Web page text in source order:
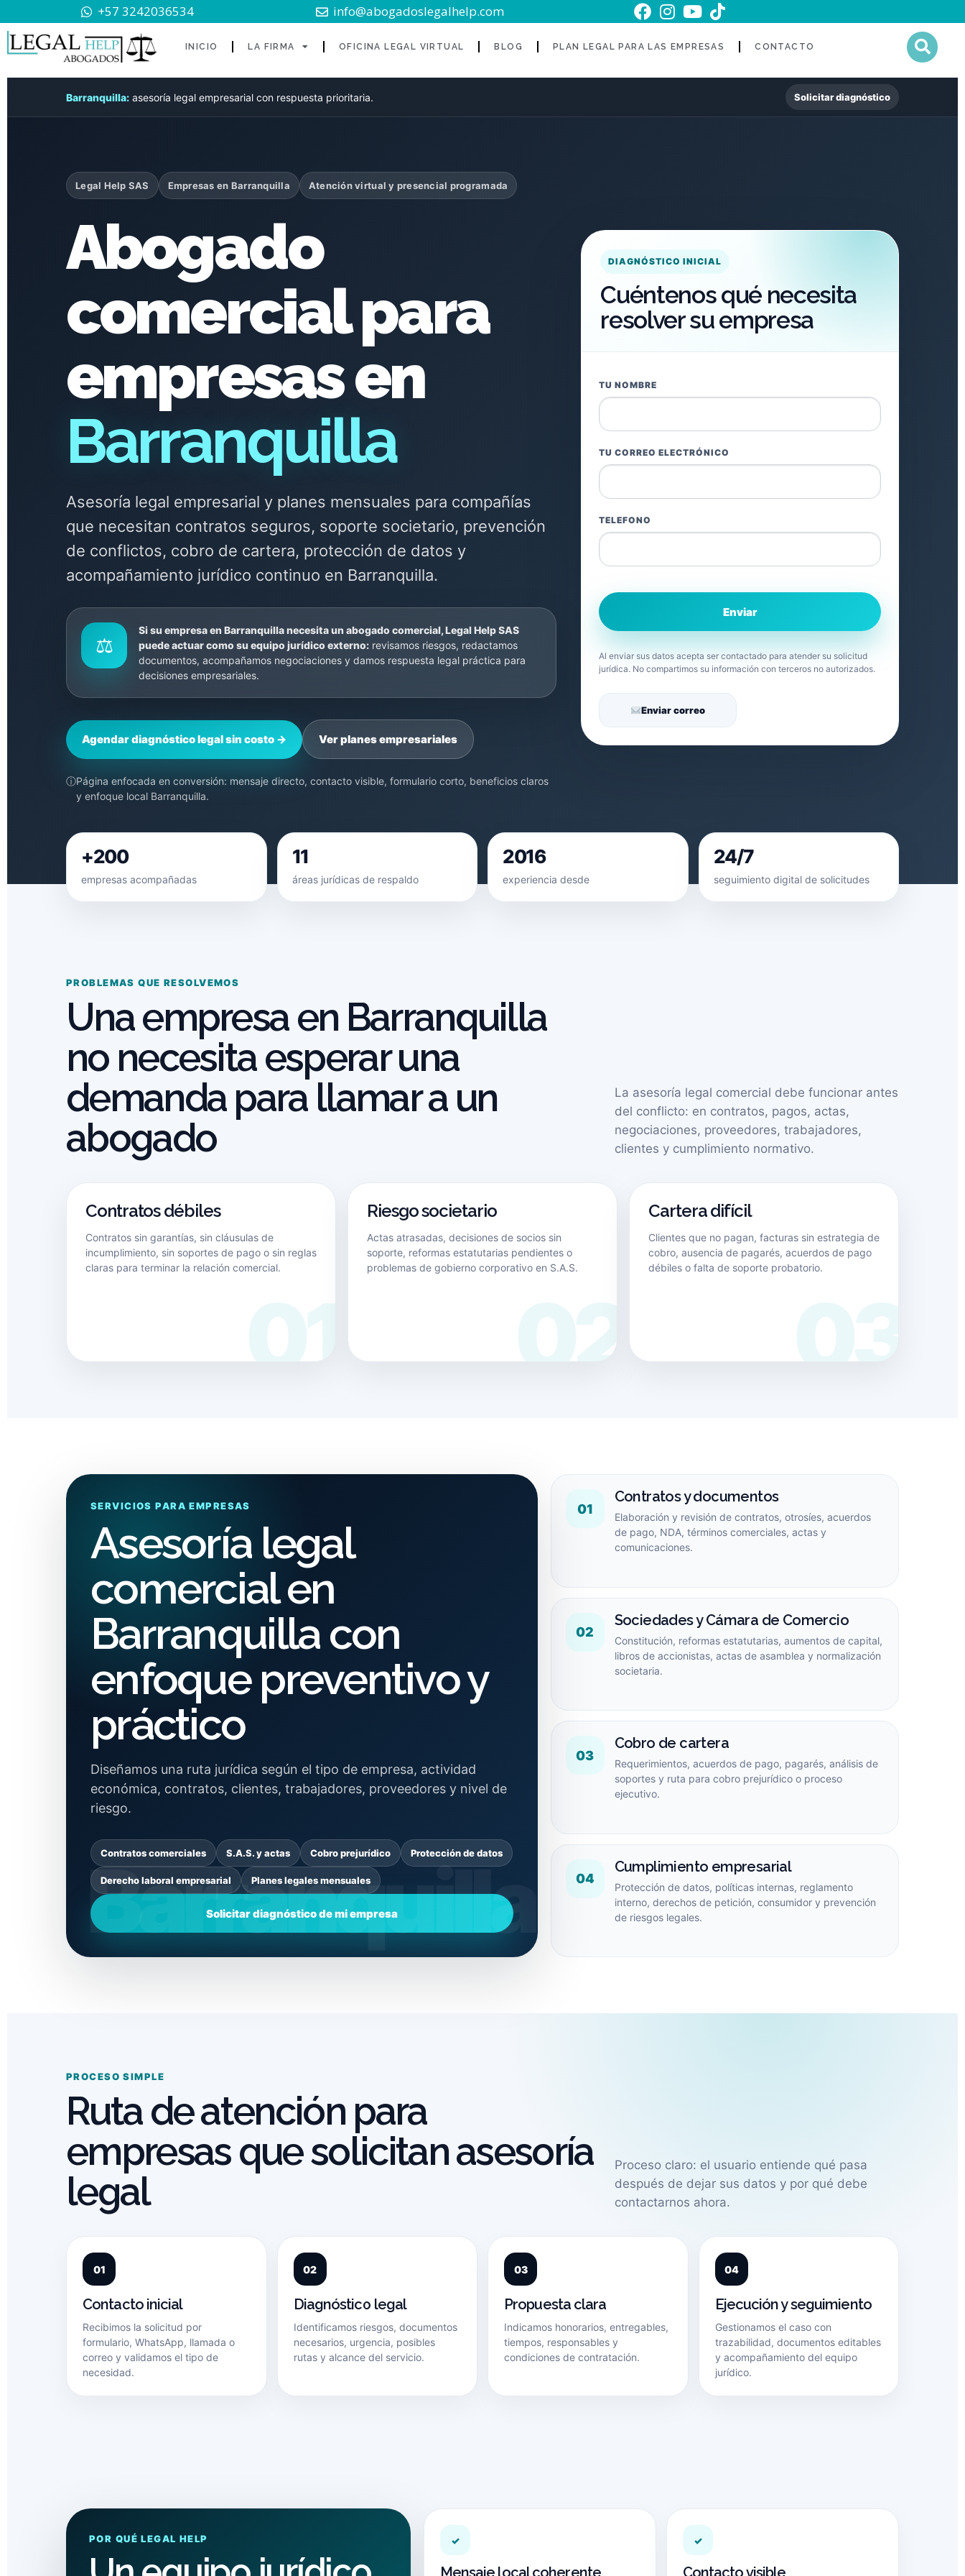
+57 3242036534 info@abogadoslegalhelp.com
INICIO LA FIRMA OFICINA LEGAL VIRTUAL BLOG PLAN LEGAL PARA LAS EMPRESAS CONTACTO
Barranquilla: asesoría legal empresarial con respuesta prioritaria. Solicitar diagnóstico
Legal Help SAS Empresas en Barranquilla Atención virtual y presencial programada
Abogado
comercial para
empresas en
Barranquilla
Asesoría legal empresarial y planes mensuales para compañías
que necesitan contratos seguros, soporte societario, prevención
de conflictos, cobro de cartera, protección de datos y
acompañamiento jurídico continuo en Barranquilla.
⚖
Si su empresa en Barranquilla necesita un abogado comercial, Legal Help SAS
puede actuar como su equipo jurídico externo: revisamos riesgos, redactamos
documentos, acompañamos negociaciones y damos respuesta legal práctica para
decisiones empresariales.
Agendar diagnóstico legal sin costo → Ver planes empresariales
ⓘPágina enfocada en conversión: mensaje directo, contacto visible, formulario corto, beneficios claros
y enfoque local Barranquilla.
DIAGNÓSTICO INICIAL
Cuéntenos qué necesita
resolver su empresa
TU NOMBRE
TU CORREO ELECTRÓNICO
TELEFONO
Al enviar sus datos acepta ser contactado para atender su solicitud
jurídica. No compartimos su información con terceros no autorizados.
Enviar correo
+200
empresas acompañadas
11
áreas jurídicas de respaldo
2016
experiencia desde
24/7
seguimiento digital de solicitudes
PROBLEMAS QUE RESOLVEMOS
Una empresa en Barranquilla
no necesita esperar una
demanda para llamar a un
abogado
La asesoría legal comercial debe funcionar antes
del conflicto: en contratos, pagos, actas,
negociaciones, proveedores, trabajadores,
clientes y cumplimiento normativo.
Contratos débiles
Contratos sin garantías, sin cláusulas de
incumplimiento, sin soportes de pago o sin reglas
claras para terminar la relación comercial.
Riesgo societario
Actas atrasadas, decisiones de socios sin
soporte, reformas estatutarias pendientes o
problemas de gobierno corporativo en S.A.S.
Cartera difícil
Clientes que no pagan, facturas sin estrategia de
cobro, ausencia de pagarés, acuerdos de pago
débiles o falta de soporte probatorio.
SERVICIOS PARA EMPRESAS
Asesoría legal
comercial en
Barranquilla con
enfoque preventivo y
práctico
Diseñamos una ruta jurídica según el tipo de empresa, actividad
económica, contratos, clientes, trabajadores, proveedores y nivel de
riesgo.
Contratos comerciales S.A.S. y actas Cobro prejurídico Protección de datos
Derecho laboral empresarial Planes legales mensuales
Solicitar diagnóstico de mi empresa
01
Contratos y documentos
Elaboración y revisión de contratos, otrosíes, acuerdos
de pago, NDA, términos comerciales, actas y
comunicaciones.
02
Sociedades y Cámara de Comercio
Constitución, reformas estatutarias, aumentos de capital,
libros de accionistas, actas de asamblea y normalización
societaria.
03
Cobro de cartera
Requerimientos, acuerdos de pago, pagarés, análisis de
soportes y ruta para cobro prejurídico o proceso
ejecutivo.
04
Cumplimiento empresarial
Protección de datos, políticas internas, reglamento
interno, derechos de petición, consumidor y prevención
de riesgos legales.
PROCESO SIMPLE
Ruta de atención para
empresas que solicitan asesoría
legal
Proceso claro: el usuario entiende qué pasa
después de dejar sus datos y por qué debe
contactarnos ahora.
Contacto inicial
Recibimos la solicitud por
formulario, WhatsApp, llamada o
correo y validamos el tipo de
necesidad.
Diagnóstico legal
Identificamos riesgos, documentos
necesarios, urgencia, posibles
rutas y alcance del servicio.
Propuesta clara
Indicamos honorarios, entregables,
tiempos, responsables y
condiciones de contratación.
Ejecución y seguimiento
Gestionamos el caso con
trazabilidad, documentos editables
y acompañamiento del equipo
jurídico.
POR QUÉ LEGAL HELP ✓
Mensaje local coherente
✓
Contacto visible